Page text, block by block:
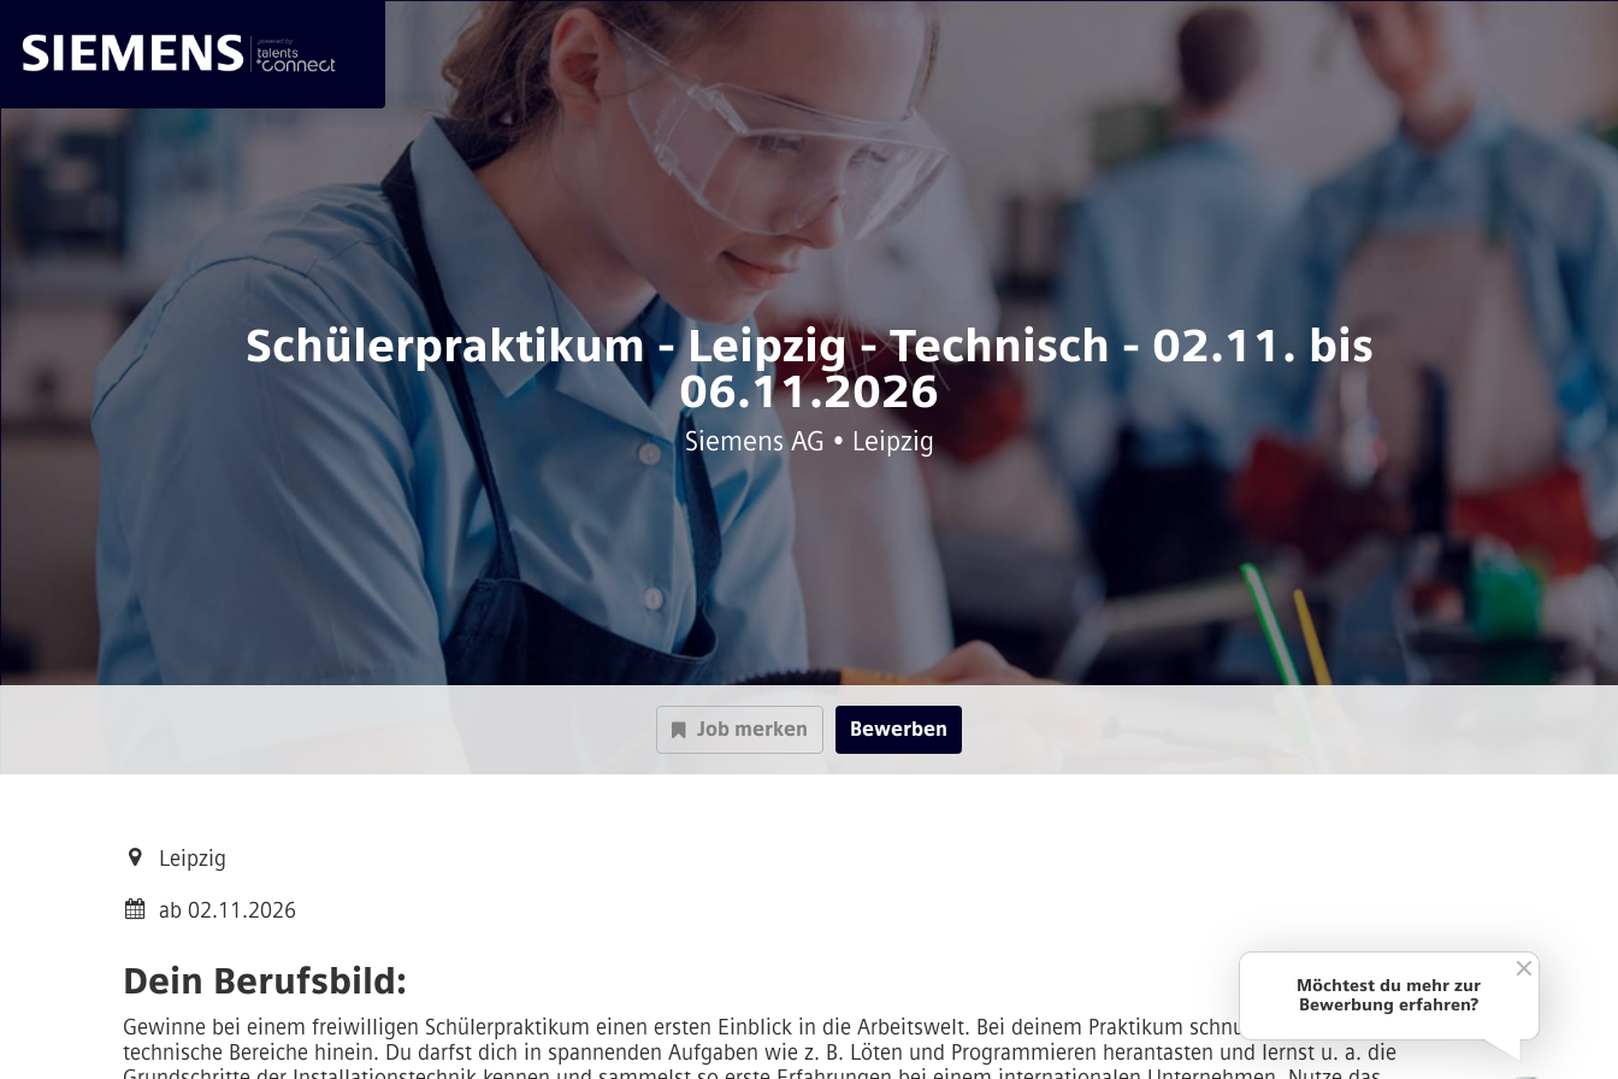
Schülerpraktikum - Leipzig - Technisch - 02.11. bis
06.11.2026
Siemens AG • Leipzig
Job merken Bewerben
Leipzig
ab 02.11.2026
Dein Berufsbild:
Gewinne bei einem freiwilligen Schülerpraktikum einen ersten Einblick in die Arbeitswelt. Bei deinem Praktikum schnupperst du bei uns in
technische Bereiche hinein. Du darfst dich in spannenden Aufgaben wie z. B. Löten und Programmieren herantasten und lernst u. a. die
Möchtest du mehr zur
Bewerbung erfahren?